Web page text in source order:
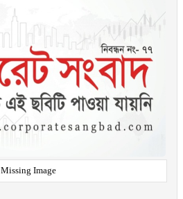
Missing Image